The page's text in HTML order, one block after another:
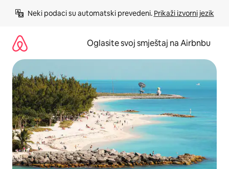
Neki podaci su automatski prevedeni. Prikaži izvorni jezik
Oglasite svoj smještaj na Airbnbu